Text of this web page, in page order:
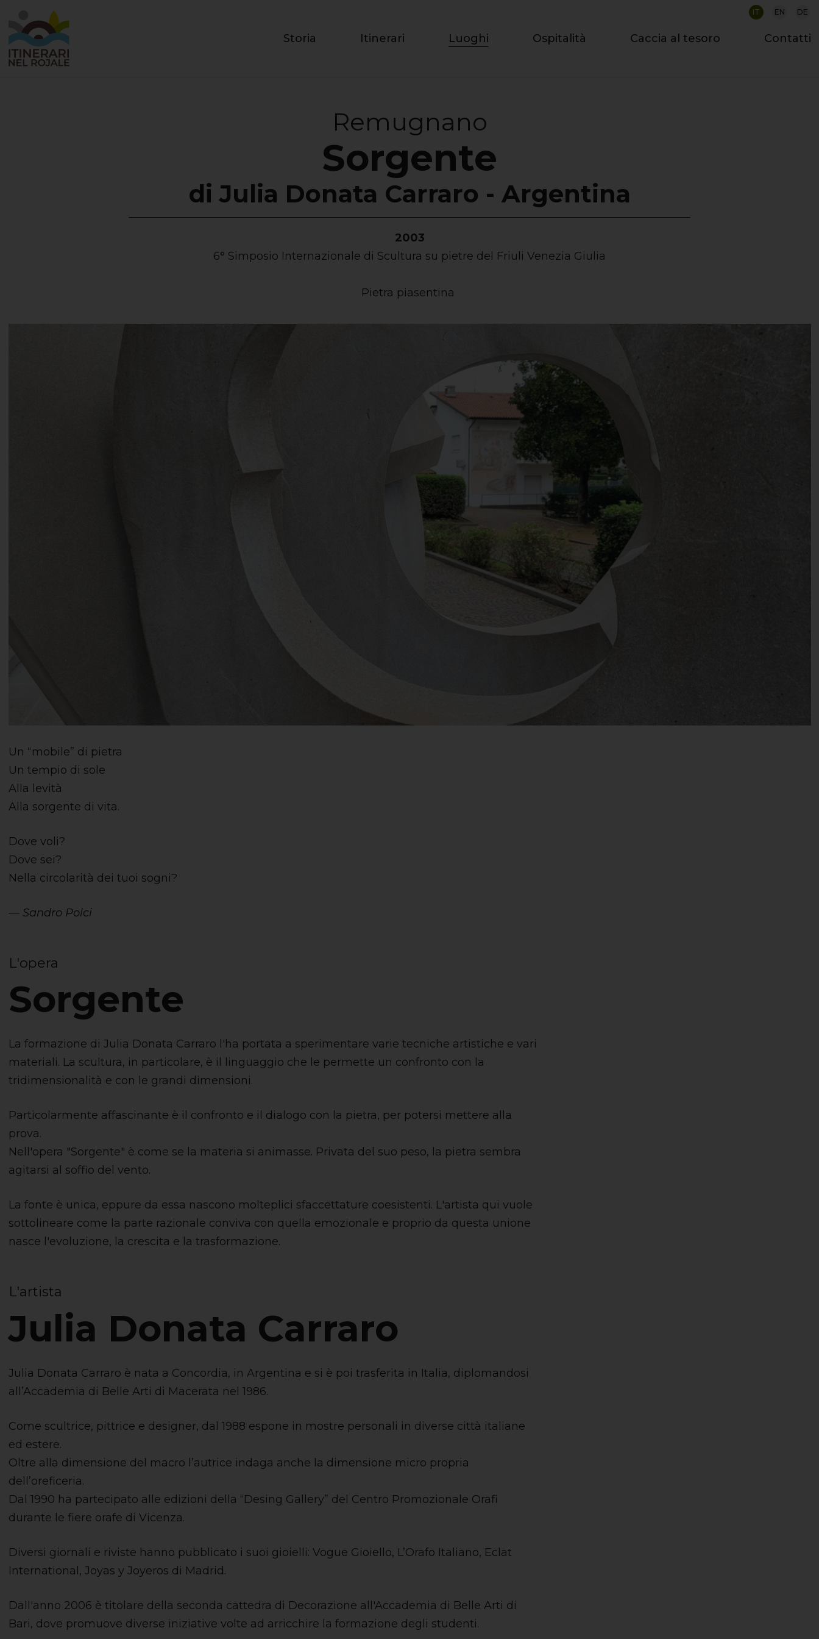
Storia Itinerari Luoghi Ospitalità Caccia al tesoro Contatti
IT EN DE
Remugnano
Sorgente
di Julia Donata Carraro - Argentina
2003
6° Simposio Internazionale di Scultura su pietre del Friuli Venezia Giulia
Pietra piasentina
Un “mobile” di pietra
Un tempio di sole
Alla levità
Alla sorgente di vita.
Dove voli?
Dove sei?
Nella circolarità dei tuoi sogni?
— Sandro Polci
L'opera
Sorgente
La formazione di Julia Donata Carraro l'ha portata a sperimentare varie tecniche artistiche e vari
materiali. La scultura, in particolare, è il linguaggio che le permette un confronto con la
tridimensionalità e con le grandi dimensioni.
Particolarmente affascinante è il confronto e il dialogo con la pietra, per potersi mettere alla
prova.
Nell'opera "Sorgente" è come se la materia si animasse. Privata del suo peso, la pietra sembra
agitarsi al soffio del vento.
La fonte è unica, eppure da essa nascono molteplici sfaccettature coesistenti. L'artista qui vuole
sottolineare come la parte razionale conviva con quella emozionale e proprio da questa unione
nasce l'evoluzione, la crescita e la trasformazione.
L'artista
Julia Donata Carraro
Julia Donata Carraro è nata a Concordia, in Argentina e si è poi trasferita in Italia, diplomandosi
all’Accademia di Belle Arti di Macerata nel 1986.
Come scultrice, pittrice e designer, dal 1988 espone in mostre personali in diverse città italiane
ed estere.
Oltre alla dimensione del macro l’autrice indaga anche la dimensione micro propria
dell’oreficeria.
Dal 1990 ha partecipato alle edizioni della “Desing Gallery” del Centro Promozionale Orafi
durante le fiere orafe di Vicenza.
Diversi giornali e riviste hanno pubblicato i suoi gioielli: Vogue Gioiello, L’Orafo Italiano, Eclat
International, Joyas y Joyeros di Madrid.
Dall'anno 2006 è titolare della seconda cattedra di Decorazione all'Accademia di Belle Arti di
Bari, dove promuove diverse iniziative volte ad arricchire la formazione degli studenti.